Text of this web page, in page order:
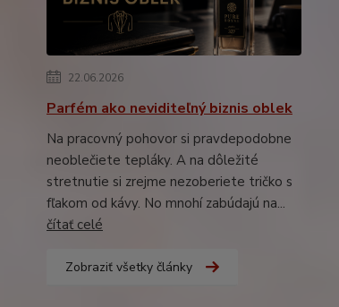
22.06.2026
Parfém ako neviditeľný biznis oblek
Na pracovný pohovor si pravdepodobne
neoblečiete tepláky. A na dôležité
stretnutie si zrejme nezoberiete tričko s
fľakom od kávy. No mnohí zabúdajú na...
čítať celé
Zobraziť všetky články